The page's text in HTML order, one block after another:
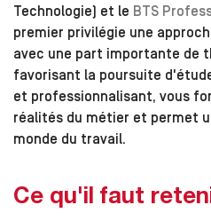
Technologie) et le BTS
premier privilégie une
avec une part importante de
favorisant la poursuite
et professionnalisant, vous
réalités du métier et permet
monde du travail.
Ce qu'il faut